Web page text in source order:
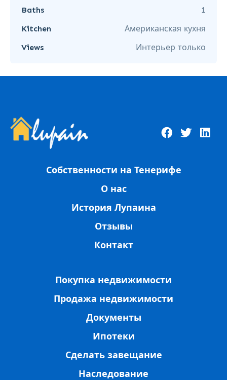
Baths
1
Kitchen
Американская кухня
Views
Интерьер только
Собственности на Тенерифе
О нас
История Лупаина
Отзывы
Контакт
Покупка недвижимости
Продажа недвижимости
Документы
Ипотеки
Сделать завещание
Наследование